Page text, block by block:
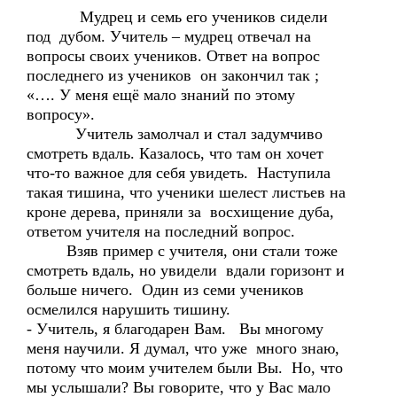
Мудрец и семь его учеников сидели
под дубом. Учитель – мудрец отвечал на
вопросы своих учеников. Ответ на вопрос
последнего из учеников он закончил так ;
«…. У меня ещё мало знаний по этому
вопросу».
Учитель замолчал и стал задумчиво
смотреть вдаль. Казалось, что там он хочет
что-то важное для себя увидеть. Наступила
такая тишина, что ученики шелест листьев на
кроне дерева, приняли за восхищение дуба,
ответом учителя на последний вопрос.
Взяв пример с учителя, они стали тоже
смотреть вдаль, но увидели вдали горизонт и
больше ничего. Один из семи учеников
осмелился нарушить тишину.
- Учитель, я благодарен Вам. Вы многому
меня научили. Я думал, что уже много знаю,
потому что моим учителем были Вы. Но, что
мы услышали? Вы говорите, что у Вас мало